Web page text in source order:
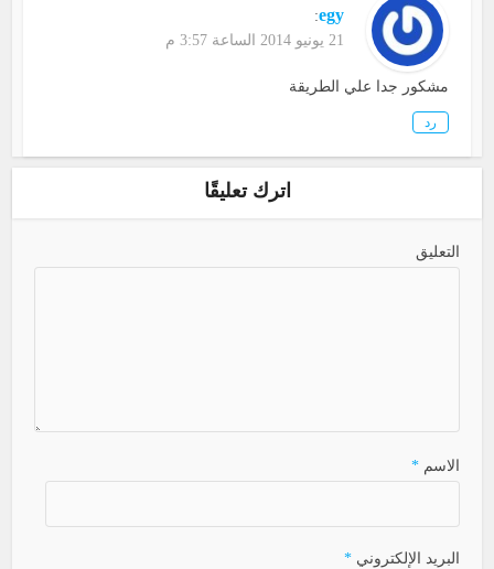
egy
:
21 يونيو 2014 الساعة 3:57 م
مشكور جدا علي الطريقة
رد
اترك تعليقًا
التعليق
الاسم*
البريد الإلكتروني*